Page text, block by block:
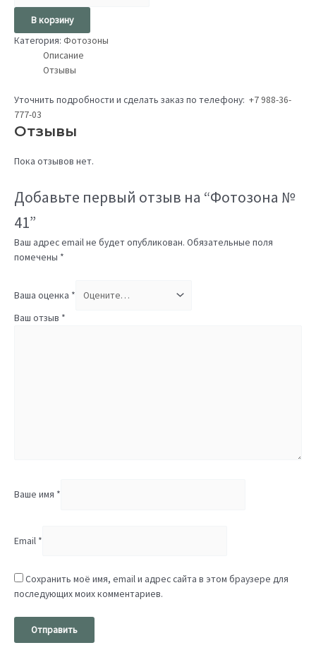
В корзину
Категория: Фотозоны
Описание
Отзывы
Уточнить подробности и сделать заказ по телефону: +7 988-36-
777-03
Отзывы
Пока отзывов нет.
Добавьте первый отзыв на “Фотозона №
41”
Ваш адрес email не будет опубликован. Обязательные поля
помечены *
Ваша оценка *
Ваш отзыв *
Ваше имя *
Email *
Сохранить моё имя, email и адрес сайта в этом браузере для
последующих моих комментариев.